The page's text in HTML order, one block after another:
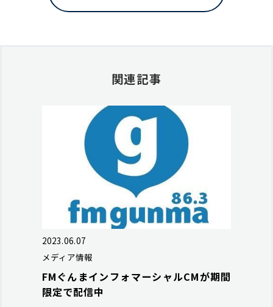
関連記事
2023.06.07
メディア情報
FMぐんまインフォマーシャルCMが期間
限定で配信中